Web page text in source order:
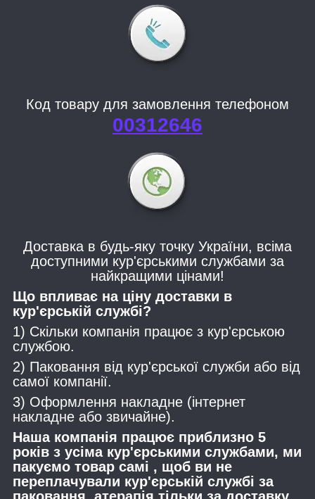
Код товару для замовлення телефоном
00312646
Доставка в будь-яку точку України, всіма
доступними кур'єрськими службами за
найкращими цінами!
Що впливає на ціну доставки в
кур'єрській службі?
1) Скільки компанія працює з кур'єрською
службою.
2) Паковання від кур'єрської служби або від
самої компанії.
3) Оформлення накладне (інтернет
накладне або звичайне).
Наша компанія працює приблизно 5
років з усіма кур'єрськими службами, ми
пакуємо товар самі , щоб ви не
переплачували кур'єрській службі за